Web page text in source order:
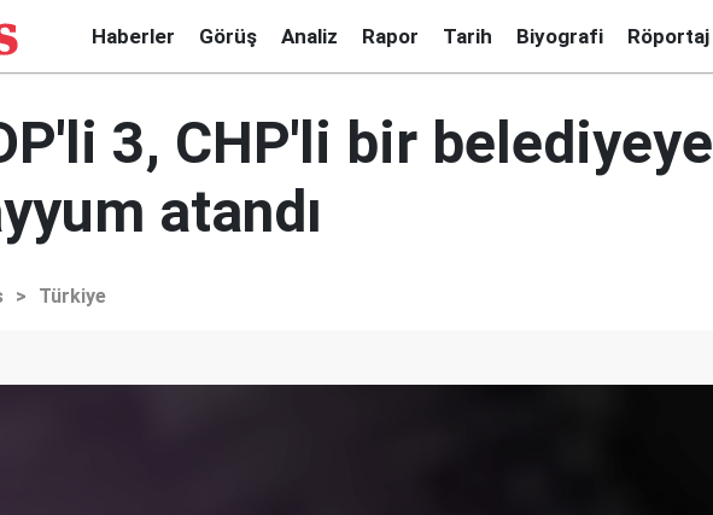
Haberler Görüş Analiz Rapor Tarih Biyografi Röportaj
3, CHP'li bir belediyeye
atandı
> Türkiye